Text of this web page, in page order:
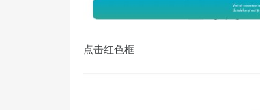
点击红色框